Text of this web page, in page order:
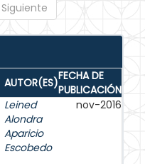
Siguiente
AUTOR(ES)FECHA DE
PUBLICACIÓN
Leined
Alondra
Aparicio
Escobedo
nov-2016